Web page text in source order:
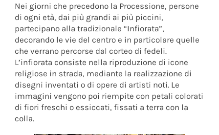
Nei giorni che precedono la Processione, persone
di ogni età, dai più grandi ai più piccini,
partecipano alla tradizionale “Infiorata”,
decorando le vie del centro e in particolare quelle
che verrano percorse dal corteo di fedeli.
L’infiorata consiste nella riproduzione di icone
religiose in strada, mediante la realizzazione di
disegni inventati o di opere di artisti noti. Le
immagini vengono poi riempite con petali colorati
di fiori freschi o essiccati, fissati a terra con la
colla.